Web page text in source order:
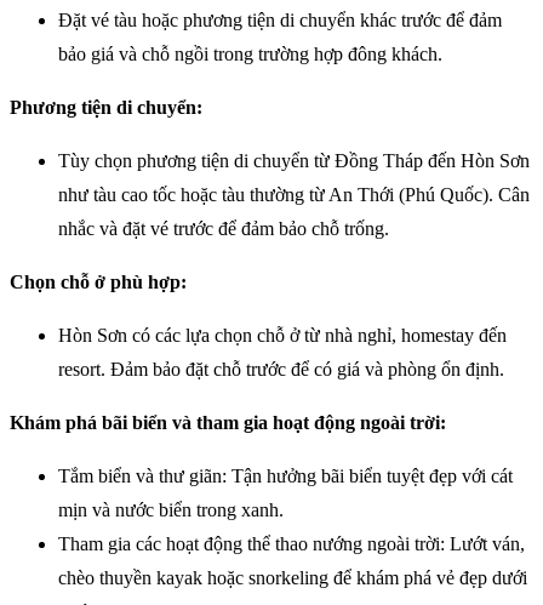
Đặt vé tàu hoặc phương tiện di chuyển khác trước để đảm
bảo giá và chỗ ngồi trong trường hợp đông khách.
Phương tiện di chuyển:
Tùy chọn phương tiện di chuyển từ Đồng Tháp đến Hòn Sơn
như tàu cao tốc hoặc tàu thường từ An Thới (Phú Quốc). Cân
nhắc và đặt vé trước để đảm bảo chỗ trống.
Chọn chỗ ở phù hợp:
Hòn Sơn có các lựa chọn chỗ ở từ nhà nghỉ, homestay đến
resort. Đảm bảo đặt chỗ trước để có giá và phòng ổn định.
Khám phá bãi biển và tham gia hoạt động ngoài trời:
Tắm biển và thư giãn: Tận hưởng bãi biển tuyệt đẹp với cát
mịn và nước biển trong xanh.
Tham gia các hoạt động thể thao nướng ngoài trời: Lướt ván,
chèo thuyền kayak hoặc snorkeling để khám phá vẻ đẹp dưới